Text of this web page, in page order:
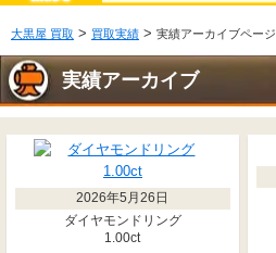
大黒屋 買取 > 買取実績 > 実績アーカイブページ
実績アーカイブ
2026年5月26日
ダイヤモンドリング
1.00ct